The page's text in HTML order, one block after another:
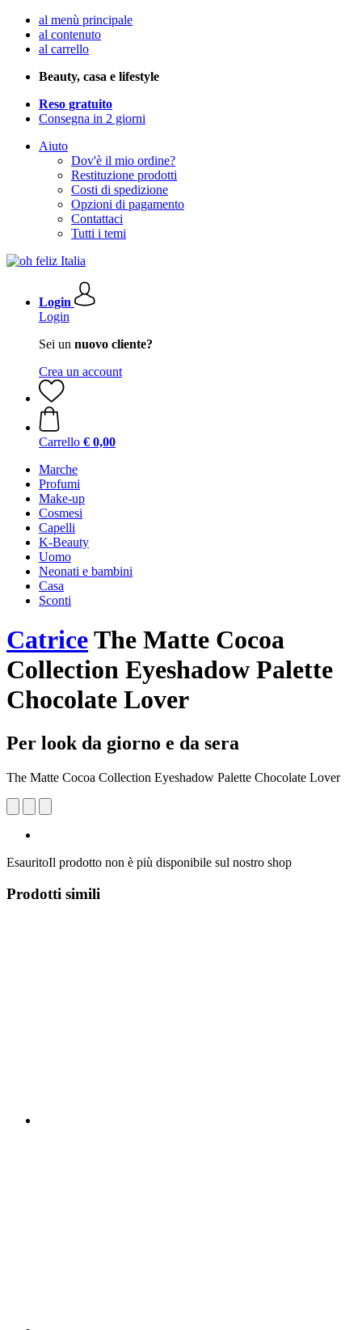
al menù principale
al contenuto
al carrello
Beauty, casa e lifestyle
Reso gratuito
Consegna in 2 giorni
Aiuto
Dov'è il mio ordine?
Restituzione prodotti
Costi di spedizione
Opzioni di pagamento
Contattaci
Tutti i temi
Login
Login
Sei un nuovo cliente?
Crea un account
Carrello € 0,00
Marche
Profumi
Make-up
Cosmesi
Capelli
K-Beauty
Uomo
Neonati e bambini
Casa
Sconti
CatriceThe Matte Cocoa
Collection Eyeshadow Palette
Chocolate Lover
Per look da giorno e da sera
The Matte Cocoa Collection Eyeshadow Palette Chocolate Lover
EsauritoIl prodotto non è più disponibile sul nostro shop
Prodotti simili